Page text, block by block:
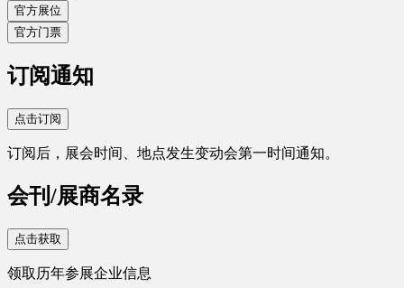
官方展位
官方门票
订阅通知
点击订阅
订阅后，展会时间、地点发生变动会第一时间通知。
会刊/展商名录
点击获取
领取历年参展企业信息